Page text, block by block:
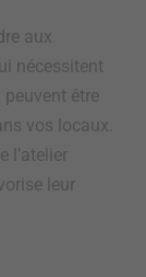
aux
nécessitent
être
vos locaux.
l’atelier
leur